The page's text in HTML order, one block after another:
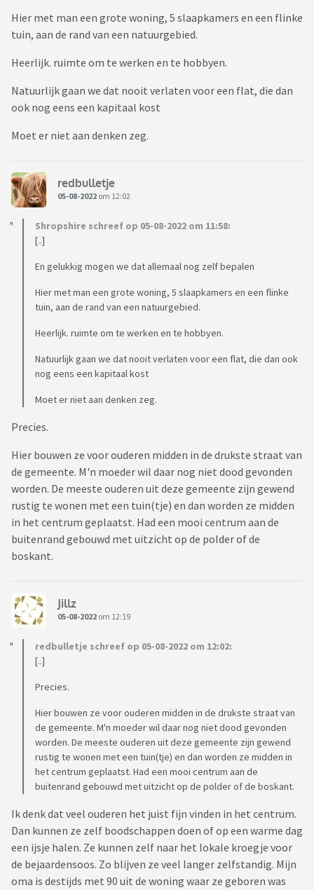
Hier met man een grote woning, 5 slaapkamers en een flinke
tuin, aan de rand van een natuurgebied.
Heerlijk. ruimte om te werken en te hobbyen.
Natuurlijk gaan we dat nooit verlaten voor een flat, die dan
ook nog eens een kapitaal kost
Moet er niet aan denken zeg.
redbulletje
05-08-2022 om 12:02
Shropshire schreef op 05-08-2022 om 11:58:
[..]
En gelukkig mogen we dat allemaal nog zelf bepalen
Hier met man een grote woning, 5 slaapkamers en een flinke
tuin, aan de rand van een natuurgebied.
Heerlijk. ruimte om te werken en te hobbyen.
Natuurlijk gaan we dat nooit verlaten voor een flat, die dan ook
nog eens een kapitaal kost
Moet er niet aan denken zeg.
Precies.
Hier bouwen ze voor ouderen midden in de drukste straat van
de gemeente. M'n moeder wil daar nog niet dood gevonden
worden. De meeste ouderen uit deze gemeente zijn gewend
rustig te wonen met een tuin(tje) en dan worden ze midden
in het centrum geplaatst. Had een mooi centrum aan de
buitenrand gebouwd met uitzicht op de polder of de
boskant.
Jillz
05-08-2022 om 12:19
redbulletje schreef op 05-08-2022 om 12:02:
[..]
Precies.
Hier bouwen ze voor ouderen midden in de drukste straat van
de gemeente. M'n moeder wil daar nog niet dood gevonden
worden. De meeste ouderen uit deze gemeente zijn gewend
rustig te wonen met een tuin(tje) en dan worden ze midden in
het centrum geplaatst. Had een mooi centrum aan de
buitenrand gebouwd met uitzicht op de polder of de boskant.
Ik denk dat veel ouderen het juist fijn vinden in het centrum.
Dan kunnen ze zelf boodschappen doen of op een warme dag
een ijsje halen. Ze kunnen zelf naar het lokale kroegje voor
de bejaardensoos. Zo blijven ze veel langer zelfstandig. Mijn
oma is destijds met 90 uit de woning waar ze geboren was